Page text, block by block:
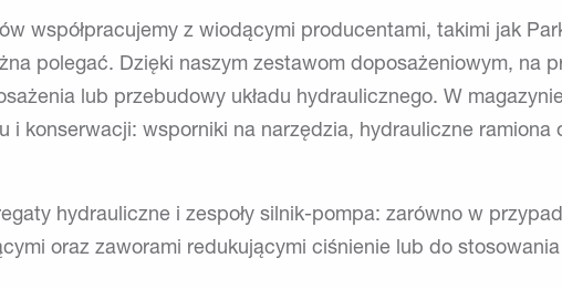
współpracujemy z wiodącymi producentami, takimi jak
polegać. Dzięki naszym zestawom doposażeniowym, na
lub przebudowy układu hydraulicznego. W
i konserwacji: wsporniki na narzędzia, hydrauliczne
hydrauliczne i zespoły silnik-pompa: zarówno w
oraz zaworami redukującymi ciśnienie lub do